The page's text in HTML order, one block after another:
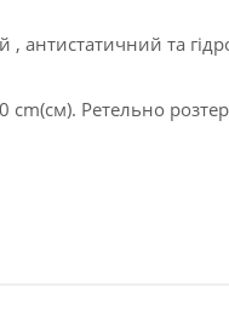
, антистатичний та
cm(см). Ретельно